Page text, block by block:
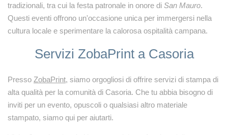
tradizionali, tra cui la festa patronale in onore di San Mauro.
Questi eventi offrono un'occasione unica per immergersi nella
cultura locale e sperimentare la calorosa ospitalità campana.
Servizi ZobaPrint a Casoria
Presso ZobaPrint, siamo orgogliosi di offrire servizi di stampa di
alta qualità per la comunità di Casoria. Che tu abbia bisogno di
inviti per un evento, opuscoli o qualsiasi altro materiale
stampato, siamo qui per aiutarti.